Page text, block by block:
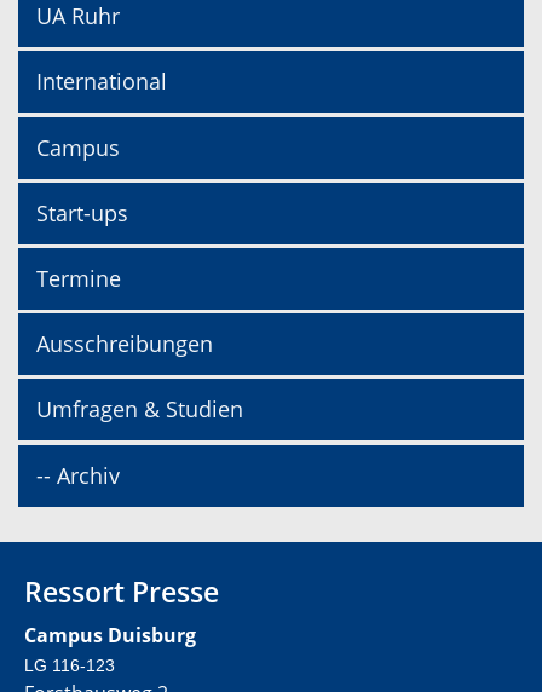
UA Ruhr
International
Campus
Start-ups
Termine
Ausschreibungen
Umfragen & Studien
-- Archiv
Ressort Presse
Campus Duisburg
LG 116-123